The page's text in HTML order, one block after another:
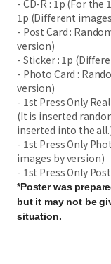
- CD-R : 1p (For the
1p (Different
- Post Card :
version)
- Sticker : 1p
- Photo Card :
version)
- 1st Press Only
(It is inserted
inserted into the
- 1st Press Only
images by version)
- 1st Press Only
*Poster was
but it may not be
situation.